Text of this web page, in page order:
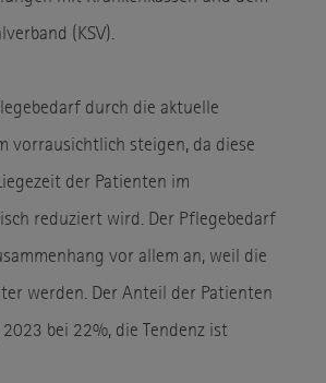
(KSV).
durch die aktuelle
vorrausichtlich steigen, da diese
der Patienten im
reduziert wird. Der Pflegebedarf
vor allem an, weil die
werden. Der Anteil der Patienten
bei 22%, die Tendenz ist